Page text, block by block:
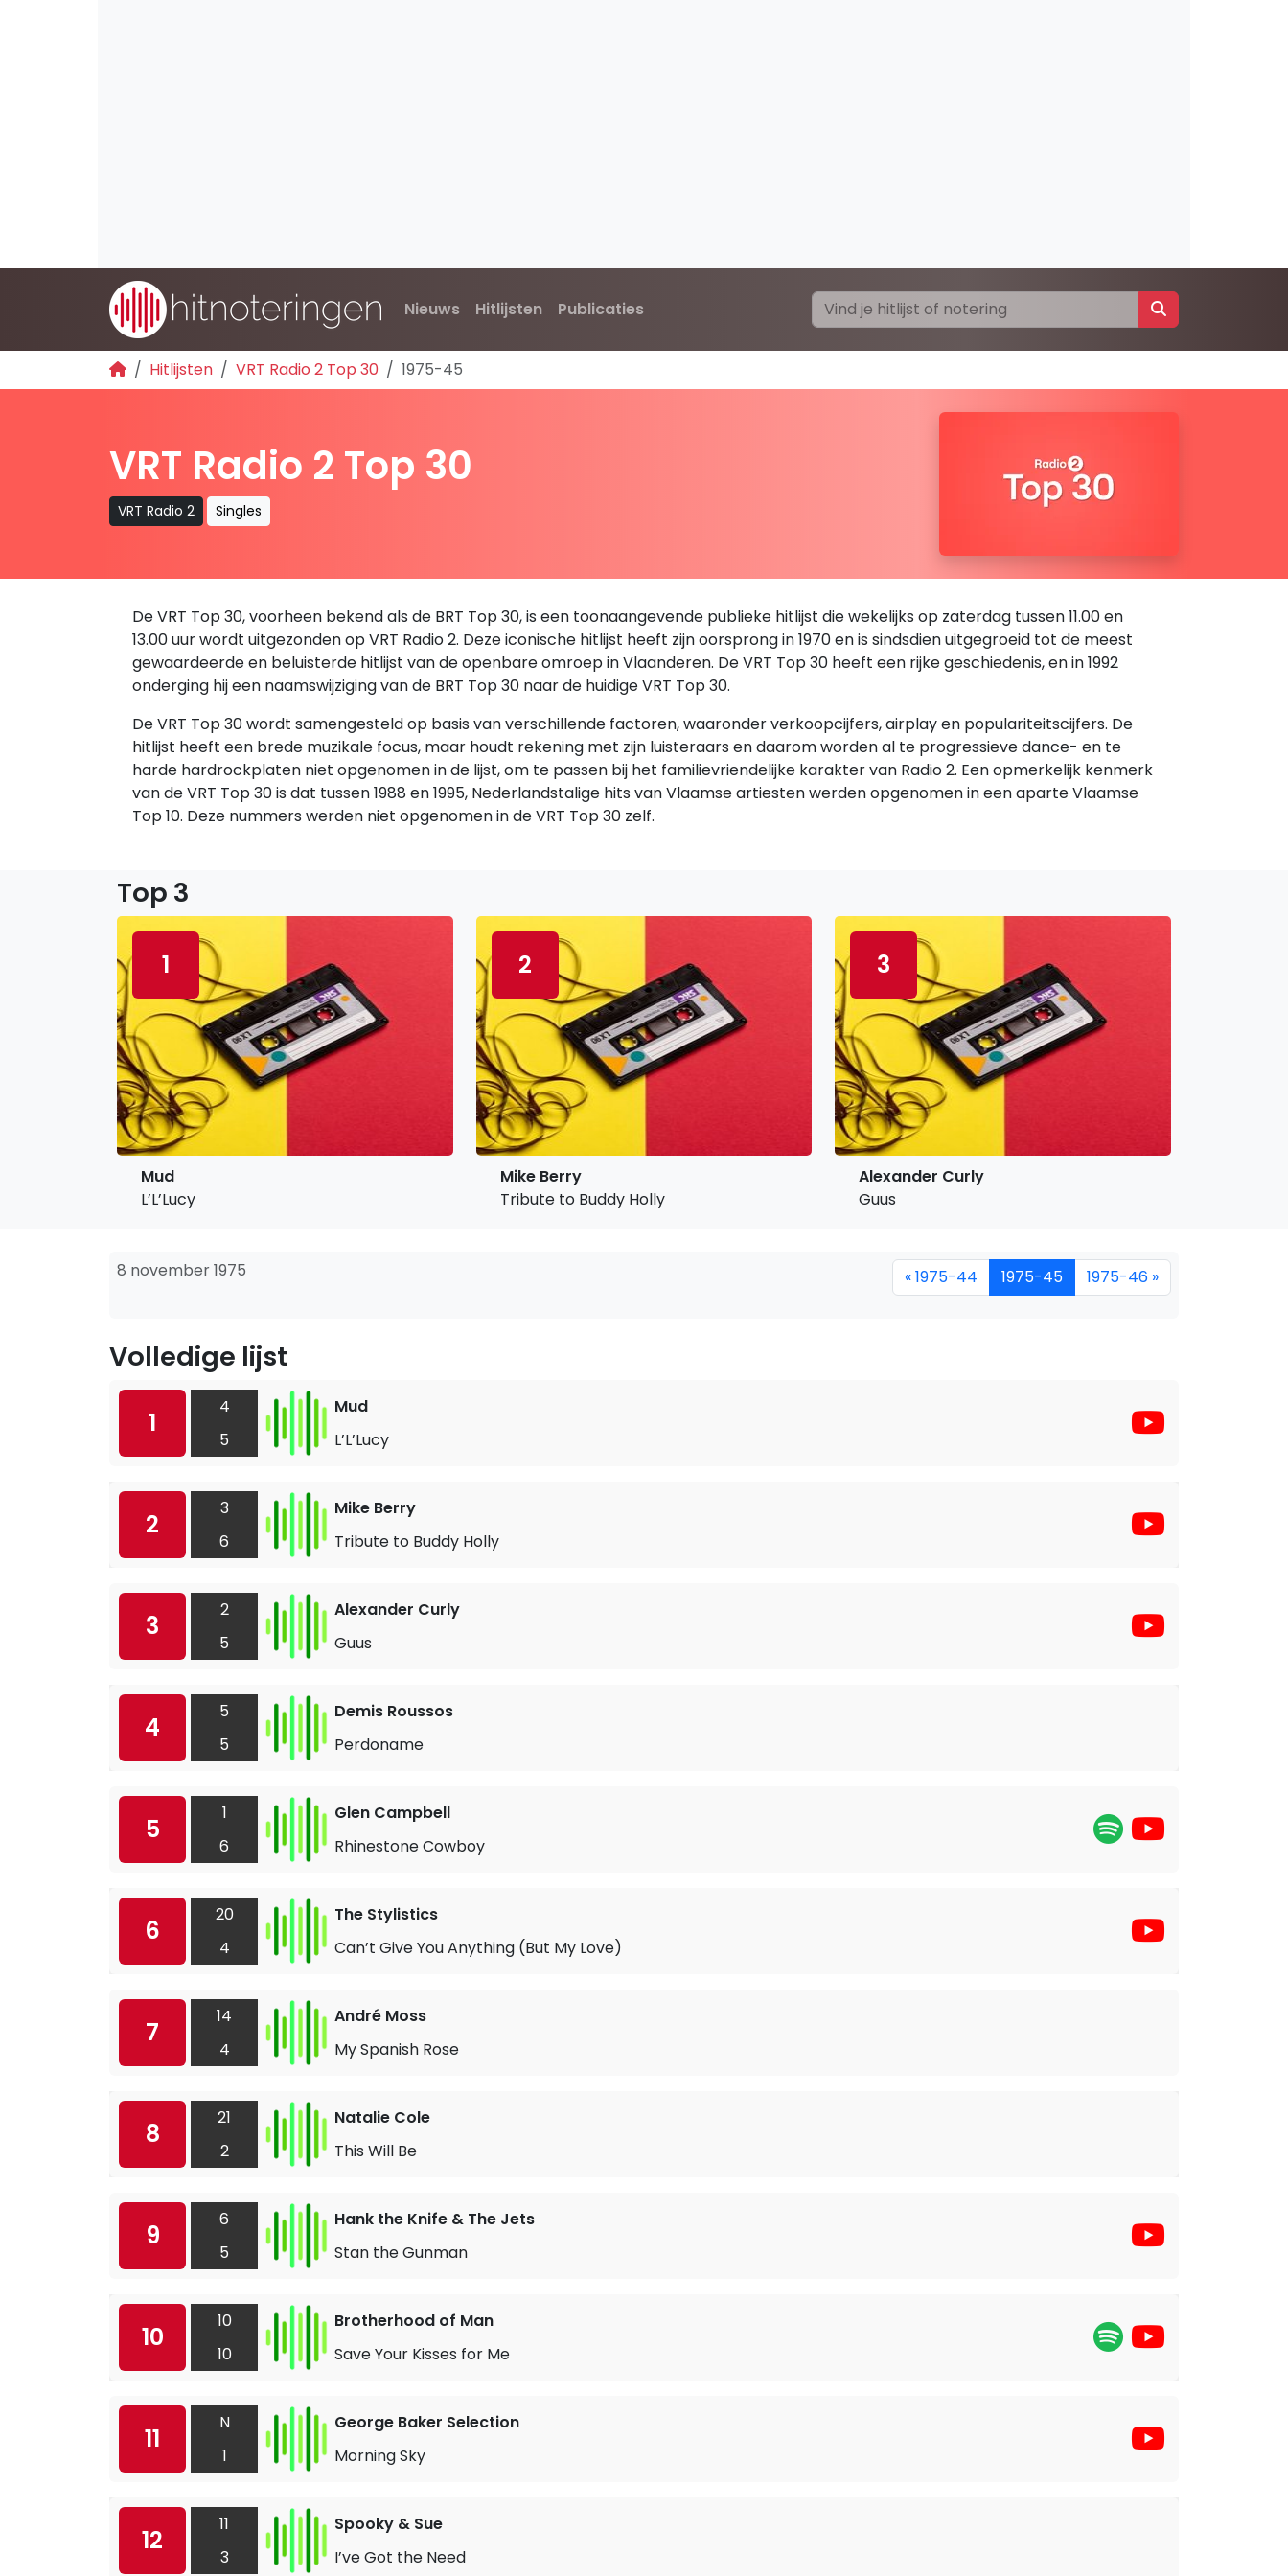
Nieuws Hitlijsten Publicaties
Hitlijsten VRT Radio 2 Top 30 1975-45
VRT Radio 2 Top 30
VRT Radio 2 Singles
De VRT Top 30, voorheen bekend als de BRT Top 30, is een toonaangevende publieke hitlijst die wekelijks op zaterdag tussen 11.00 en
13.00 uur wordt uitgezonden op VRT Radio 2. Deze iconische hitlijst heeft zijn oorsprong in 1970 en is sindsdien uitgegroeid tot de meest
gewaardeerde en beluisterde hitlijst van de openbare omroep in Vlaanderen. De VRT Top 30 heeft een rijke geschiedenis, en in 1992
onderging hij een naamswijziging van de BRT Top 30 naar de huidige VRT Top 30.
De VRT Top 30 wordt samengesteld op basis van verschillende factoren, waaronder verkoopcijfers, airplay en populariteitscijfers. De
hitlijst heeft een brede muzikale focus, maar houdt rekening met zijn luisteraars en daarom worden al te progressieve dance- en te
harde hardrockplaten niet opgenomen in de lijst, om te passen bij het familievriendelijke karakter van Radio 2. Een opmerkelijk kenmerk
van de VRT Top 30 is dat tussen 1988 en 1995, Nederlandstalige hits van Vlaamse artiesten werden opgenomen in een aparte Vlaamse
Top 10. Deze nummers werden niet opgenomen in de VRT Top 30 zelf.
Top 3
1
Mud
L’L’Lucy
2
Mike Berry
Tribute to Buddy Holly
3
Alexander Curly
Guus
8 november 1975 « 1975-44 1975-45 1975-46 »
Volledige lijst
1
4
5
Mud
L’L’Lucy
2
3
6
Mike Berry
Tribute to Buddy Holly
3
2
5
Alexander Curly
Guus
4
5
5
Demis Roussos
Perdoname
5
1
6
Glen Campbell
Rhinestone Cowboy
6
20
4
The Stylistics
Can’t Give You Anything (But My Love)
7
14
4
André Moss
My Spanish Rose
8
21
2
Natalie Cole
This Will Be
9
6
5
Hank the Knife & The Jets
Stan the Gunman
10
10
10
Brotherhood of Man
Save Your Kisses for Me
11
N
1
George Baker Selection
Morning Sky
12
11
3
Spooky & Sue
I’ve Got the Need